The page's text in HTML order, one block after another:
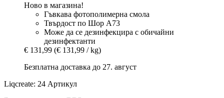
Ново в магазина!
Гъвкава фотополимерна смола
Твърдост по Шор A73
Може да се дезинфекцира с обичайни
дезинфектанти
€ 131,99 (€ 131,99 / kg)
Безплатна доставка до 27. август
Liqcreate: 24 Артикул